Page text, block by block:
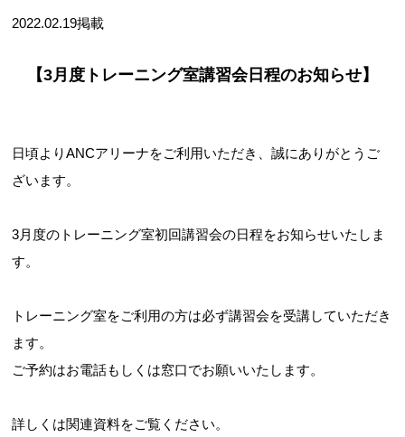
2022.02.19掲載
【3月度トレーニング室講習会日程のお知らせ】
日頃よりANCアリーナをご利用いただき、誠にありがとうご
ざいます。
3月度のトレーニング室初回講習会の日程をお知らせいたしま
す。
トレーニング室をご利用の方は必ず講習会を受講していただき
ます。
ご予約はお電話もしくは窓口でお願いいたします。
詳しくは関連資料をご覧ください。